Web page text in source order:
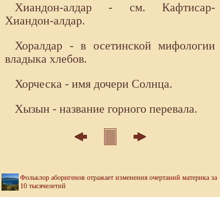
Хиандон-алдар - см. Кафтисар-
Хиандон-алдар.
Хоралдар - в осетинской мифологии
владыка хлебов.
Хорческа - имя дочери Солнца.
Хызын - название горного перевала.
Фольклор аборигенов отражает изменения очертаний материка за
10 тысячелетий